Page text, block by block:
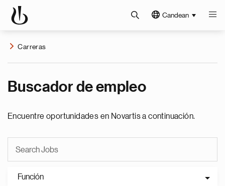
Candean
Carreras
Buscador de empleo
Encuentre oportunidades en Novartis a continuación.
Función